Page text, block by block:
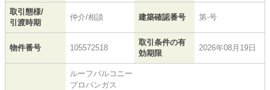
取引態様/
引渡時期
仲介/相談 建築確認番号 第-号
物件番号 105572518
取引条件の有
効期限
2026年08月19日
ルーフバルコニー
プロパンガス